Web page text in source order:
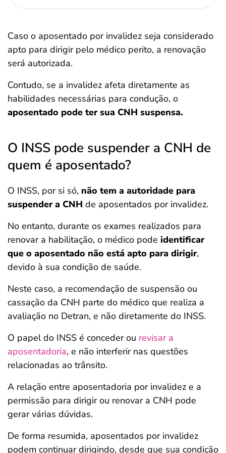
Caso o aposentado por invalidez seja considerado
apto para dirigir pelo médico perito, a renovação
será autorizada.
Contudo, se a invalidez afeta diretamente as
habilidades necessárias para condução, o
aposentado pode ter sua CNH suspensa.
O INSS pode suspender a CNH de
quem é aposentado?
O INSS, por si só, não tem a autoridade para
suspender a CNH de aposentados por invalidez.
No entanto, durante os exames realizados para
renovar a habilitação, o médico pode identificar
que o aposentado não está apto para dirigir,
devido à sua condição de saúde.
Neste caso, a recomendação de suspensão ou
cassação da CNH parte do médico que realiza a
avaliação no Detran, e não diretamente do INSS.
O papel do INSS é conceder ou revisar a
aposentadoria, e não interferir nas questões
relacionadas ao trânsito.
A relação entre aposentadoria por invalidez e a
permissão para dirigir ou renovar a CNH pode
gerar várias dúvidas.
De forma resumida, aposentados por invalidez
podem continuar dirigindo, desde que sua condição